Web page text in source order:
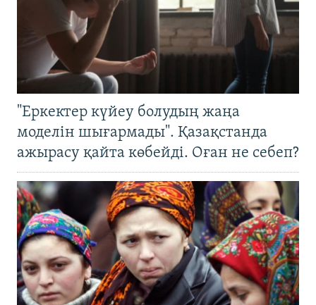
"Еркектер күйеу болудың жаңа
моделін шығармады". Қазақстанда
ажырасу қайта көбейді. Оған не себеп?